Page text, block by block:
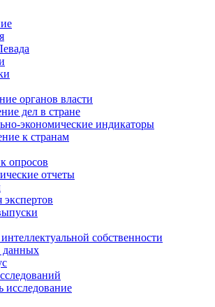
органов власти
дел в стране
экономические индикаторы
к странам
опросов
отчеты
собственности
данных
исследование